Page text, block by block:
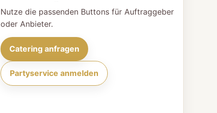
Nutze die passenden Buttons für Auftraggeber
oder Anbieter.
Catering anfragen
Partyservice anmelden